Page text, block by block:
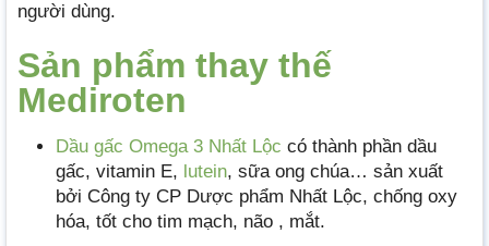
người dùng.
Sản phẩm thay thế
Mediroten
Dầu gấc Omega 3 Nhất Lộc có thành phần dầu
gấc, vitamin E, lutein, sữa ong chúa… sản xuất
bởi Công ty CP Dược phẩm Nhất Lộc, chống oxy
hóa, tốt cho tim mạch, não , mắt.